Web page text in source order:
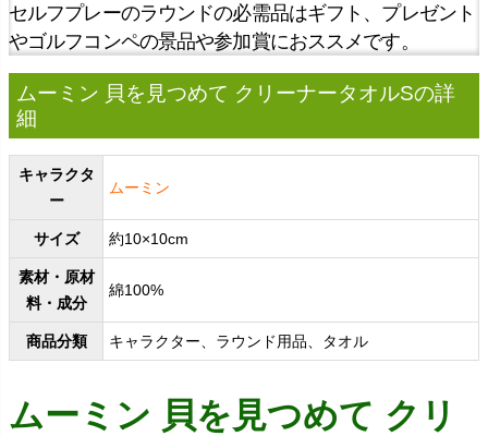
セルフプレーのラウンドの必需品はギフト、プレゼント
やゴルフコンペの景品や参加賞におススメです。
ムーミン 貝を見つめて クリーナータオルSの詳
細
キャラクタ
ー
ムーミン
サイズ 約10×10cm
素材・原材
料・成分
綿100%
商品分類 キャラクター、ラウンド用品、タオル
ムーミン 貝を見つめて クリ